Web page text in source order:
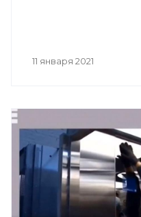
11 января 2021